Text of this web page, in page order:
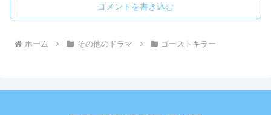
コメントを書き込む
ホーム その他のドラマ ゴーストキラー